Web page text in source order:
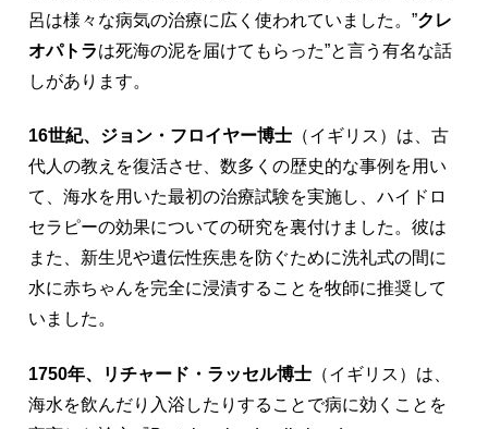
呂は様々な病気の治療に広く使われていました。”クレ
オパトラは死海の泥を届けてもらった”と言う有名な話
しがあります。
16世紀、ジョン・フロイヤー博士 （イギリス）は、古
代人の教えを復活させ、数多くの歴史的な事例を用い
て、海水を用いた最初の治療試験を実施し、ハイドロ
セラピーの効果についての研究を裏付けました。彼は
また、新生児や遺伝性疾患を防ぐために洗礼式の間に
水に赤ちゃんを完全に浸漬することを牧師に推奨して
いました。
1750年、リチャード・ラッセル博士 （イギリス）は、
海水を飲んだり入浴したりすることで病に効くことを